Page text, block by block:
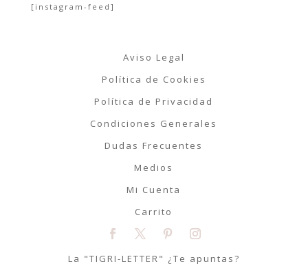
[instagram-feed]
Aviso Legal
Política de Cookies
Política de Privacidad
Condiciones Generales
Dudas Frecuentes
Medios
Mi Cuenta
Carrito
La "TIGRI-LETTER" ¿Te apuntas?